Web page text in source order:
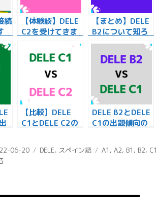
続
類
【体験談】DELE
C2を受けてきま
した。出題内容を
振り返ります！
【まとめ】DELE
B2について知ろ
う！独学の人は必
見！
【比較】DELE
C1とDELE C2の
DELE B2とDELE
C1の出題傾向の
06-20
カ
DELE, スペイン語
タ
A1 ,A2, B1 , B2,